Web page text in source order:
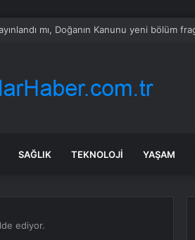
SAĞLIK TEKNOLOJI YAŞAM
ediyor.